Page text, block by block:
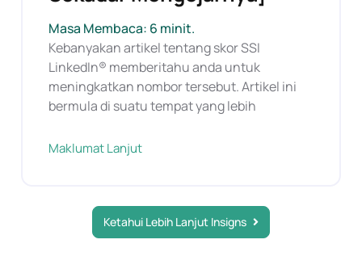
Masa Membaca: 6 minit.
Kebanyakan artikel tentang skor SSI
LinkedIn® memberitahu anda untuk
meningkatkan nombor tersebut. Artikel ini
bermula di suatu tempat yang lebih
Maklumat Lanjut
Ketahui Lebih Lanjut Insigns